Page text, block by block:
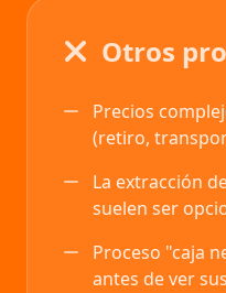
Otros
Precios
(retiro,
La extracción
suelen ser
Proceso "caja
antes de ver